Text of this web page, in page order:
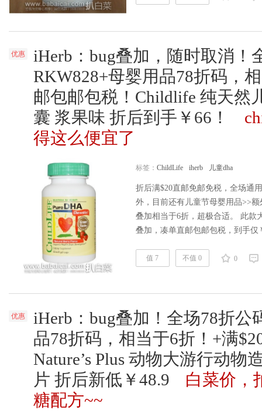
优惠
iHerb：bug叠加，随时取消！
RKW828+母婴用品78折码，
邮包邮包税！Childlife 纯天然
囊 浆果味 折后到手￥66！
得这么便宜了
标签： ChildLife iherb 儿童dha
折后满$20直邮免邮免税，全场通
外，目前还有儿童节母婴用品>>
叠加相当于6折，超极合适。 此款
叠加，凑单直邮包邮包税，到手
联合促销品牌看这里>> | 更多保
值 7 不值 0 0
优惠
iHerb：bug叠加！全场78折公
品78折码，相当于6折！+满
Nature’s Plus 动物大游行动物
片 折后新低￥48.9
白菜价，
糖配方~~